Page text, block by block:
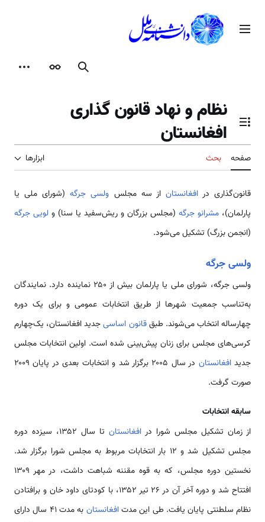
محتوامنوی اصلی
جستجوظاهر
تغییر وضعیت فهرست محتویات
نظام و نهاد قانون گذاری
افغانستان
صفحه بحث ابزارها
قانون‌گذاری درافغانستان از سه مجلس ولسی جرگه(شورای ملی یا
پارلمان)، مشرانو جرگه (مجلس بزرگان و ریش‌سفید یا سنا) و لویی جرگه
(انجمن بزرگ) تشکیل می‌شود.
ولسی جرگه
ولسی جرگه، شورای ملی یا پارلمان بیش از ۲۵۰ نماینده دارد. نمایندگان
به‌تناسب جمعیت شهرها از طریق انتخابات عمومی و برای یک دوره
چهارساله انتخاب می‌شوند. طبققانون اساسیجدید افغانستان، یک‌چهارم
کرسی‌های مجلس برای زنان پیش‌بینی شده است. اولین انتخابات مجلس
جدیدافغانستان
در سال ۲۰۰۵ برگزار شد و انتخابات بعدی در پایان ۲۰۰۹
صورت گرفت.
سابقه انتخابات
از زمان تشکیل مجلس شورا در افغانستان
تا سال ۱۳۵۲، سیزده دوره
مجلس تشکیل شد و ۱۲ بار انتخابات مربوط به مجلس شورا برگزار شد.
نخستین دوره مجلس، که به قوه مقننه شباهت داشت، در مهر ۱۳۰۹
افتتاح شد و دوره آخر آن در ۲۶ تیر ۱۳۵۲، با کودتای داود خان و برافتادن
نظام سلطنتی پایان یافت. طی این مدتافغانستان
به مدت ۴۱ سال دارای